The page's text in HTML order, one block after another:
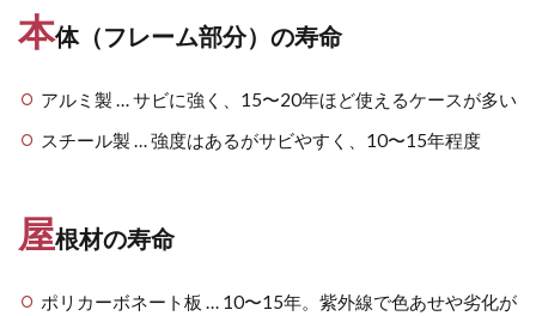
本体（フレーム部分）の寿命
アルミ製 … サビに強く、15〜20年ほど使えるケースが多い
スチール製 … 強度はあるがサビやすく、10〜15年程度
屋根材の寿命
ポリカーボネート板 … 10〜15年。紫外線で色あせや劣化が
OnlyOne セレーノ
OnlyOne ティンバー
OnlyOne ニューヨークスタイル
OnlyOne ネットペブル
OnlyOne ノイエキューブ
OnlyOne フォレストヒルズガーデンライト
OnlyOne フォレストヒルズネームプレート